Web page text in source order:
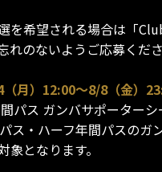
を希望される場合は「
れのないようご応募くだ
（月）12:00～8/8（金）
パス ガンバサポーター
ス・ハーフ年間パスのガ
象となります。